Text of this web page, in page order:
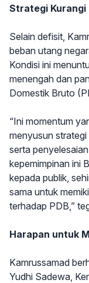
Strategi Kurangi
Selain defisit,
beban utang
Kondisi ini
menengah dan
Domestik Bruto
“Ini momentum
menyusun
serta
kepemimpinan ini
kepada publik,
sama untuk
terhadap PDB,”
Harapan untuk
Kamrussamad
Yudhi Sadewa,